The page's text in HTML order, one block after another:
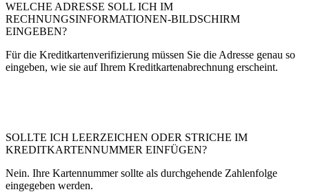
WELCHE ADRESSE SOLL ICH IM
RECHNUNGSINFORMATIONEN-BILDSCHIRM
EINGEBEN?
Für die Kreditkartenverifizierung müssen Sie die Adresse genau so
eingeben, wie sie auf Ihrem Kreditkartenabrechnung erscheint.
SOLLTE ICH LEERZEICHEN ODER STRICHE IM
KREDITKARTENNUMMER EINFÜGEN?
Nein. Ihre Kartennummer sollte als durchgehende Zahlenfolge
eingegeben werden.